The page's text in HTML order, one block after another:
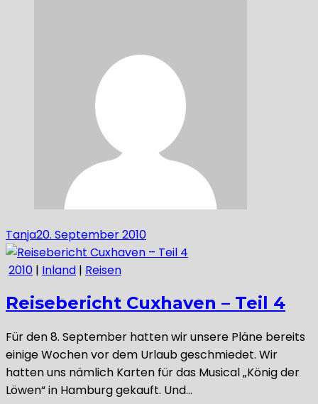
Tanja20. September 2010
2010 | Inland | Reisen
Reisebericht Cuxhaven – Teil 4
Für den 8. September hatten wir unsere Pläne bereits
einige Wochen vor dem Urlaub geschmiedet. Wir
hatten uns nämlich Karten für das Musical „König der
Löwen“ in Hamburg gekauft. Und…